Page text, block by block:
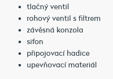
tlačný ventil
rohový ventil s filtrem
závěsná konzola
sifon
připojovací hadice
upevňovací materiál